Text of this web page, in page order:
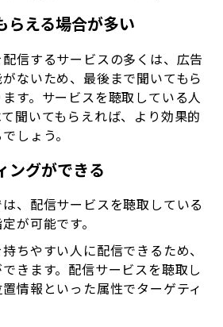
らえる場合が多い
信するサービスの多くは、広告
ないため、最後まで聞いてもら
す。サービスを聴取している人
聞いてもらえれば、より効果的
しょう。
ングができる
、配信サービスを聴取している
が可能です。
ちやすい人に配信できるため、
きます。配信サービスを聴取し
情報といった属性でターゲティ